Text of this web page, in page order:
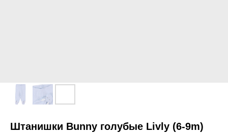
Штанишки Bunny голубые Livly (6-9m)